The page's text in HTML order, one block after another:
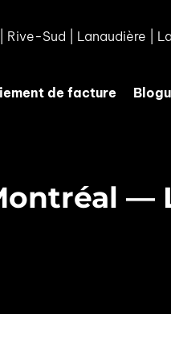
Rive-Sud Lanaudière
de facture
—